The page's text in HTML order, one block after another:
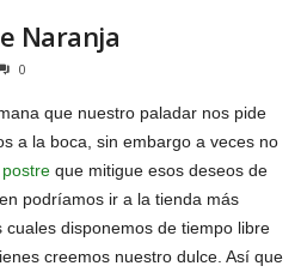
Naranja
0
que nuestro paladar nos pide
a la boca, sin embargo a veces no
postre que mitigue esos deseos de
podríamos ir a la tienda más
disponemos de tiempo libre
creemos nuestro dulce. Así que